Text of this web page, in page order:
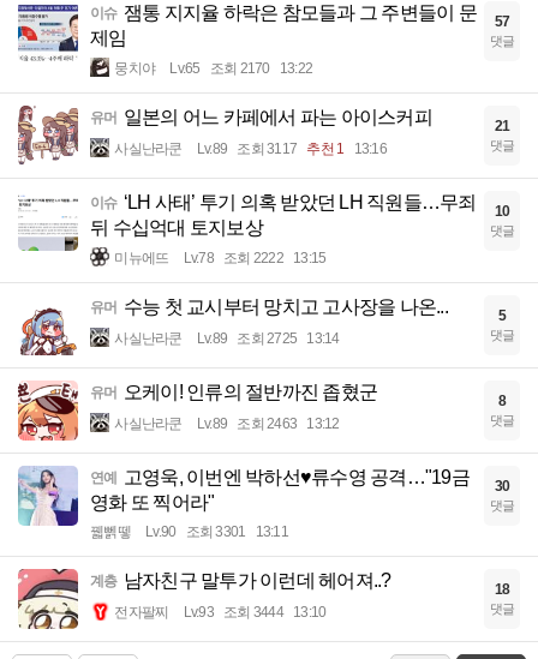
이슈 잼통 지지율 하락은 참모들과 그 주변들이 문
제임
뭉치야 Lv.65 조회 2170 13:22
57
댓글
유머 일본의 어느 카페에서 파는 아이스커피
사실난라쿤 Lv.89 조회 3117 추천 1 13:16
21
댓글
이슈 ‘LH 사태’ 투기 의혹 받았던 LH 직원들…무죄
뒤 수십억대 토지보상
미뉴에뜨 Lv.78 조회 2222 13:15
10
댓글
유머 수능 첫 교시부터 망치고 고사장을 나온...
사실난라쿤 Lv.89 조회 2725 13:14
5
댓글
유머 오케이! 인류의 절반까진 좁혔군
사실난라쿤 Lv.89 조회 2463 13:12
8
댓글
연예 고영욱, 이번엔 박하선♥류수영 공격…"19금
영화 또 찍어라"
꿻뻵뗗 Lv.90 조회 3301 13:11
30
댓글
계층 남자친구 말투가 이런데 헤어져..?
전자팔찌 Lv.93 조회 3444 13:10
18
댓글